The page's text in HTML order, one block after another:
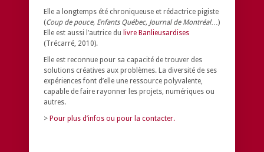
Elle a longtemps été chroniqueuse et rédactrice pigiste
(Coup de pouce, Enfants Québec, Journal de Montréal…)
Elle est aussi l’autrice du livre Banlieusardises
(Trécarré, 2010).
Elle est reconnue pour sa capacité de trouver des
solutions créatives aux problèmes. La diversité de ses
expériences font d’elle une ressource polyvalente,
capable de faire rayonner les projets, numériques ou
autres.
> Pour plus d’infos ou pour la contacter.